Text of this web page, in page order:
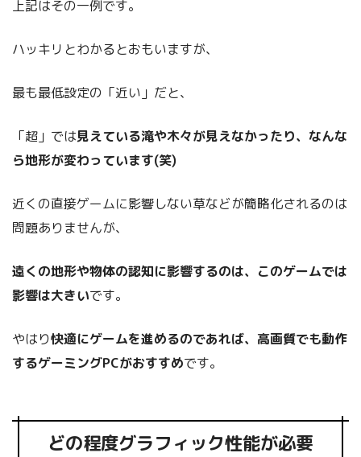
上記はその一例です。
ハッキリとわかるとおもいますが、
最も最低設定の「近い」だと、
「超」では見えている滝や木々が見えなかったり、なんな
ら地形が変わっています(笑)
近くの直接ゲームに影響しない草などが簡略化されるのは
問題ありませんが、
遠くの地形や物体の認知に影響するのは、このゲームでは
影響は大きいです。
やはり快適にゲームを進めるのであれば、高画質でも動作
するゲーミングPCがおすすめです。
どの程度グラフィック性能が必要